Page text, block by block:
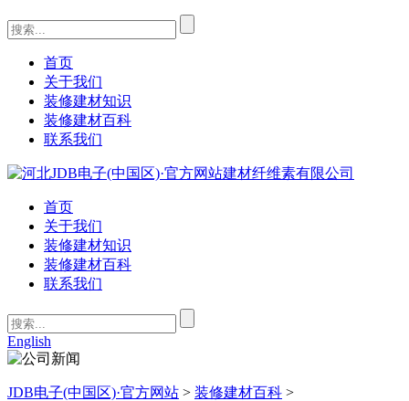
首页
关于我们
装修建材知识
装修建材百科
联系我们
首页
关于我们
装修建材知识
装修建材百科
联系我们
English
JDB电子(中国区)·官方网站 > 装修建材百科 >